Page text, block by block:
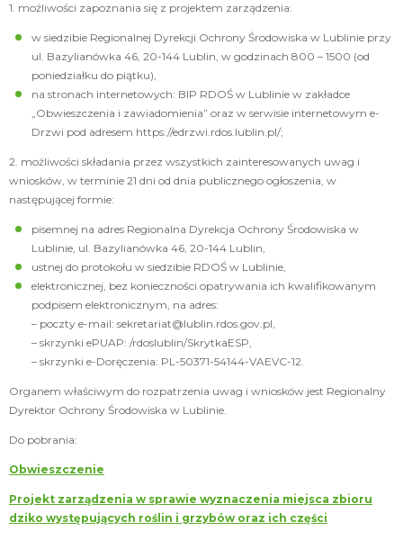
1. możliwości zapoznania się z projektem zarządzenia:
w siedzibie Regionalnej Dyrekcji Ochrony Środowiska w Lublinie przy
ul. Bazylianówka 46, 20-144 Lublin, w godzinach 800 – 1500 (od
poniedziałku do piątku),
na stronach internetowych: BIP RDOŚ w Lublinie w zakładce
„Obwieszczenia i zawiadomienia” oraz w serwisie internetowym e-
Drzwi pod adresem https://edrzwi.rdos.lublin.pl/;
2. możliwości składania przez wszystkich zainteresowanych uwag i
wniosków, w terminie 21 dni od dnia publicznego ogłoszenia, w
następującej formie:
pisemnej na adres Regionalna Dyrekcja Ochrony Środowiska w
Lublinie, ul. Bazylianówka 46, 20-144 Lublin,
ustnej do protokołu w siedzibie RDOŚ w Lublinie,
elektronicznej, bez konieczności opatrywania ich kwalifikowanym
podpisem elektronicznym, na adres:
– poczty e-mail: sekretariat@lublin.rdos.gov.pl,
– skrzynki ePUAP: /rdoslublin/SkrytkaESP,
– skrzynki e-Doręczenia: PL-50371-54144-VAEVC-12.
Organem właściwym do rozpatrzenia uwag i wniosków jest Regionalny
Dyrektor Ochrony Środowiska w Lublinie.
Do pobrania:
Obwieszczenie
Projekt zarządzenia w sprawie wyznaczenia miejsca zbioru
dziko występujących roślin i grzybów oraz ich części